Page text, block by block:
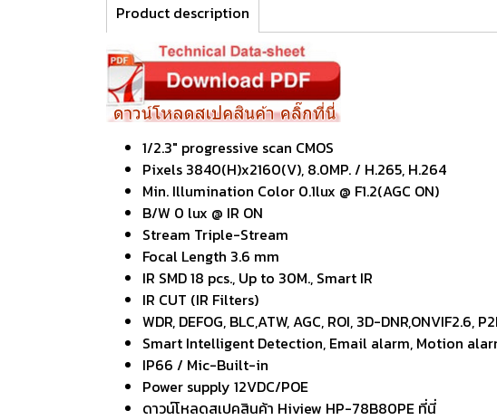
Product description
1/2.3" progressive scan CMOS
Pixels 3840(H)x2160(V), 8.0MP. / H.265, H.264
Min. Illumination Color 0.1lux @ F1.2(AGC ON)
B/W 0 lux @ IR ON
Stream Triple-Stream
Focal Length 3.6 mm
IR SMD 18 pcs., Up to 30M., Smart IR
IR CUT (IR Filters)
WDR, DEFOG, BLC,ATW, AGC, ROI, 3D-DNR,ONVIF2.6,
Smart Intelligent Detection, Email alarm, Motion
IP66 / Mic-Built-in
Power supply 12VDC/POE
ดาวน์โหลดสเปคสินค้า Hiview HP-78B80PE ที่นี่